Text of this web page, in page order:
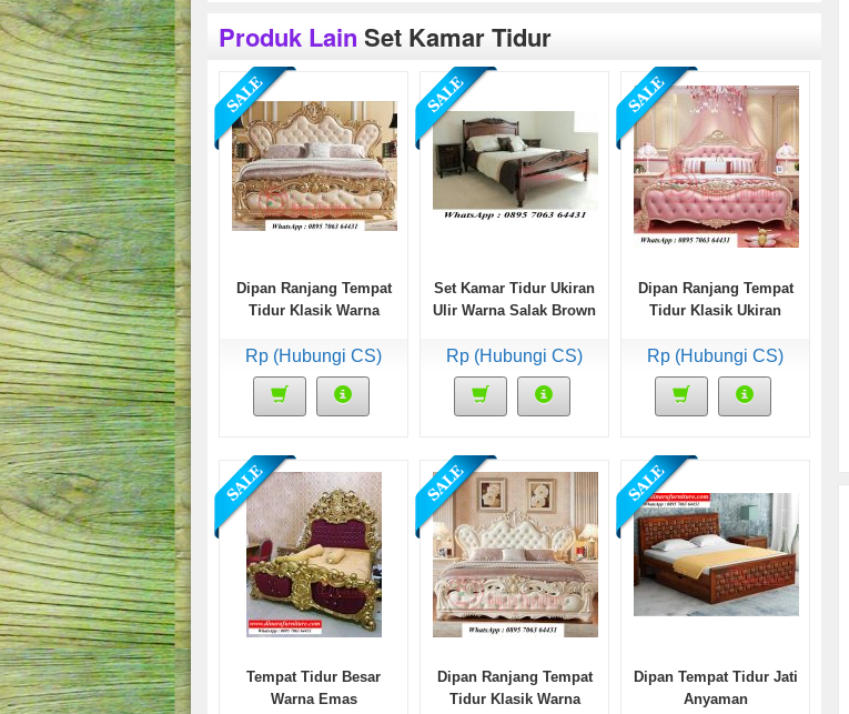
Produk Lain Set Kamar Tidur
Dipan Ranjang Tempat
Tidur Klasik Warna
Rp (Hubungi CS)
Set Kamar Tidur Ukiran
Ulir Warna Salak Brown
Rp (Hubungi CS)
Dipan Ranjang Tempat
Tidur Klasik Ukiran
Rp (Hubungi CS)
Tempat Tidur Besar
Warna Emas
Dipan Ranjang Tempat
Tidur Klasik Warna
Dipan Tempat Tidur Jati
Anyaman